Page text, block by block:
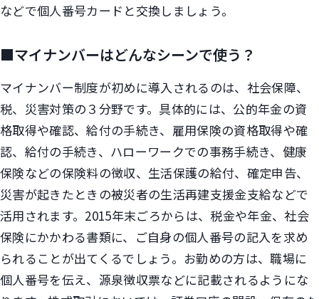
などで個人番号カードと交換しましょう。
■マイナンバーはどんなシーンで使う？
マイナンバー制度が初めに導入されるのは、社会保障、
税、災害対策の３分野です。具体的には、公的年金の資
格取得や確認、給付の手続き、雇用保険の資格取得や確
認、給付の手続き、ハローワークでの事務手続き、健康
保険などの保険料の徴収、生活保護の給付、確定申告、
災害が起きたときの被災者の生活再建支援金支給などで
活用されます。2015年末ごろからは、税金や年金、社会
保険にかかわる書類に、ご自身の個人番号の記入を求め
られることが出てくるでしょう。お勤めの方は、職場に
個人番号を伝え、源泉徴収票などに記載されるようにな